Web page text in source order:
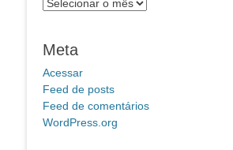
Meta
Acessar
Feed de posts
Feed de comentários
WordPress.org